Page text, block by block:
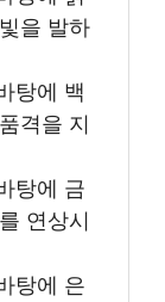
을 발하
탕에 백
격을 지
탕에 금
연상시
탕에 은